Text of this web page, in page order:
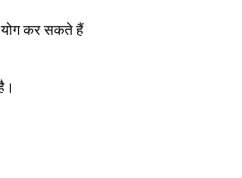
कर सकते हैं